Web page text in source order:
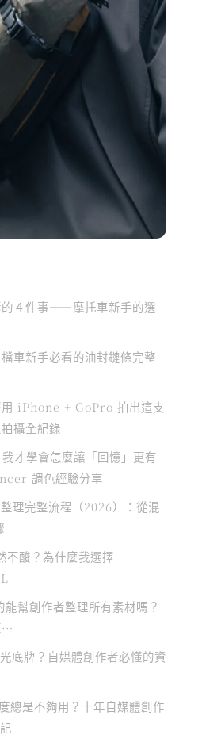
的４件事——摩托車新手的選
車新手必看的油封鏈條完整
用 iPhone + GoPro 拍出這支
攝全紀錄
才學會怎麼讓「回憶」更有
調色經驗分享
理完整流程（2026）：從混
不酸？為什麼我選擇
幫創作者整理所有素材嗎？
…
底牌？自媒體創作者必懂的資
是不夠用？十年自媒體創作